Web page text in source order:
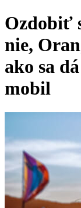
Ozdobiť
nie,
ako sa
mobil